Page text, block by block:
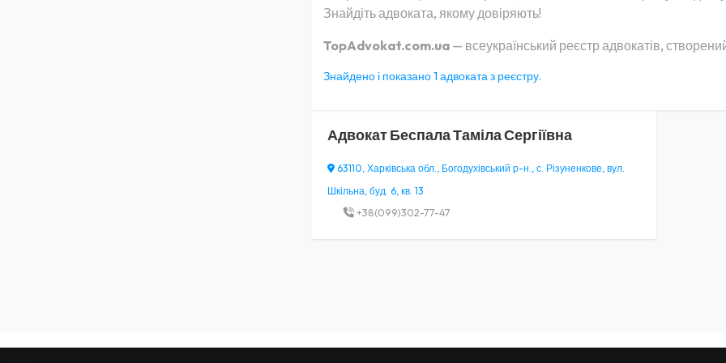
Знайдіть адвоката, якому довіряють!
TopAdvokat.com.ua — всеукраїнський реєстр адвокатів,
Знайдено і показано 1 адвоката з реєстру.
АдвокатБеспала Таміла Сергіївна
63110, Харківська обл., Богодухівський р-н., с. Різуненкове, вул.
Шкільна, буд. 6, кв. 13
+38(099)302-77-47